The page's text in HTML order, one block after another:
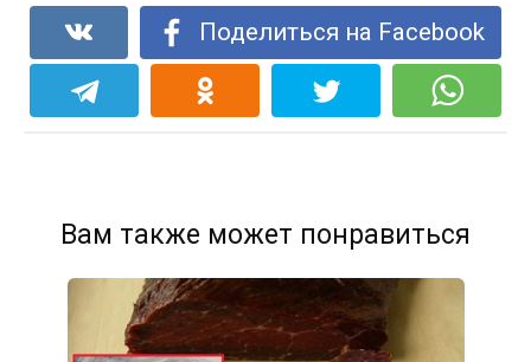
Поделиться на Facebook
Вам также может понравиться